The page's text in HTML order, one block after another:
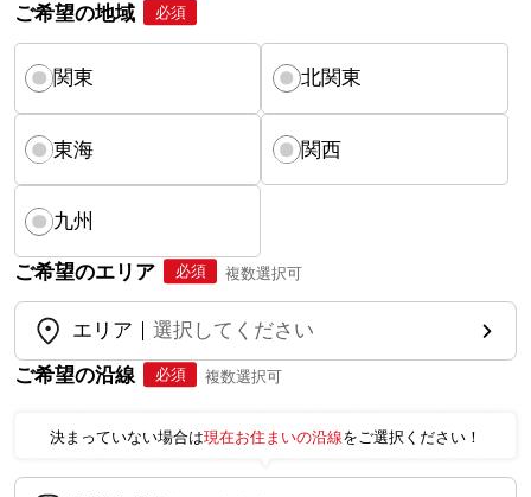
ご希望の地域 必須
関東 北関東
東海 関西
九州
ご希望のエリア 必須 複数選択可
エリア
選択してください
ご希望の沿線
必須 複数選択可
決まっていない場合は現在お住まいの沿線をご選択ください！